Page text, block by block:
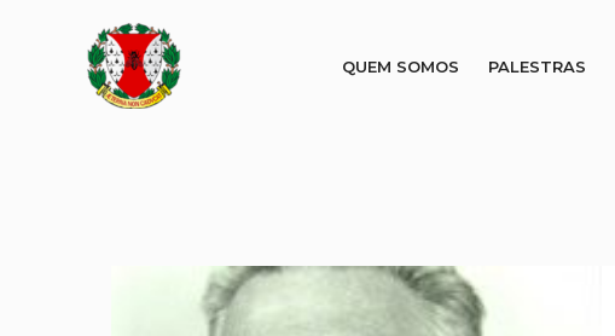
QUEM SOMOS PALESTRAS